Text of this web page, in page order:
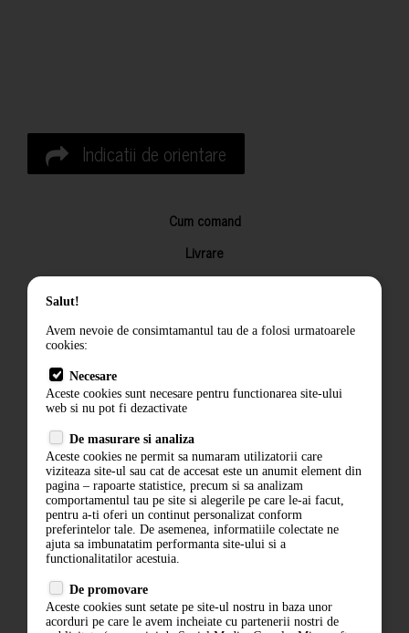
Indicatii de orientare
Cum comand
Livrare
Returnarea produselor
Termeni si conditii
Politica de confidentialitate
ANPC
ABONARE LA NEWSLETTER
Salut!
Avem nevoie de consimtamantul tau de a folosi urmatoarele
cookies:
Necesare
Aceste cookies sunt necesare pentru functionarea site-ului
web si nu pot fi dezactivate
De masurare si analiza
Aceste cookies ne permit sa numaram utilizatorii care
viziteaza site-ul sau cat de accesat este un anumit element din
pagina – rapoarte statistice, precum si sa analizam
comportamentul tau pe site si alegerile pe care le-ai facut,
pentru a-ti oferi un continut personalizat conform
preferintelor tale. De asemenea, informatiile colectate ne
ajuta sa imbunatatim performanta site-ului si a
functionalitatilor acestuia.
De promovare
Aceste cookies sunt setate pe site-ul nostru in baza unor
acorduri pe care le avem incheiate cu partenerii nostri de